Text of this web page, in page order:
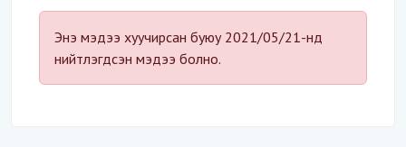
Энэ мэдээ хуучирсан буюу 2021/05/21-нд
нийтлэгдсэн мэдээ болно.